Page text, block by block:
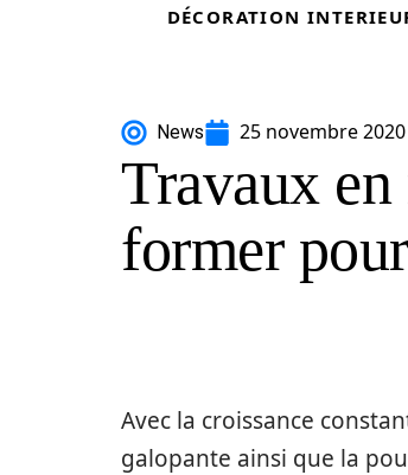
DÉCORATION
News 25 novembre 2020
Travaux en
former
Avec la croissance
galopante ainsi que la